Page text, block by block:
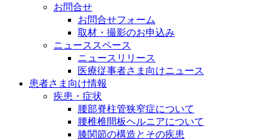
お問合せ
お問合せフォーム
取材・撮影のお申込み
ニューススペース
ニュースリリース
医療従事者さま向けニュース
患者さま向け情報
疾患・症状
腰部脊柱管狭窄症について
腰椎椎間板ヘルニアについて
膝関節の構造とその疾患